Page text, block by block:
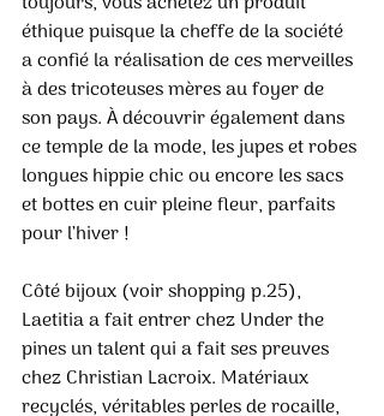
éthique puisque la cheffe de la société
a confié la réalisation de ces merveilles
à des tricoteuses mères au foyer de
son pays. À découvrir également dans
ce temple de la mode, les jupes et robes
longues hippie chic ou encore les sacs
et bottes en cuir pleine fleur, parfaits
pour l’hiver !
Côté bijoux (voir shopping p.25),
Laetitia a fait entrer chez Under the
pines un talent qui a fait ses preuves
chez Christian Lacroix. Matériaux
recyclés, véritables perles de rocaille,